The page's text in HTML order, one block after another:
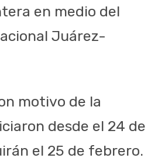
en medio del
Juárez-
motivo de la
desde el 24 de
el 25 de febrero.